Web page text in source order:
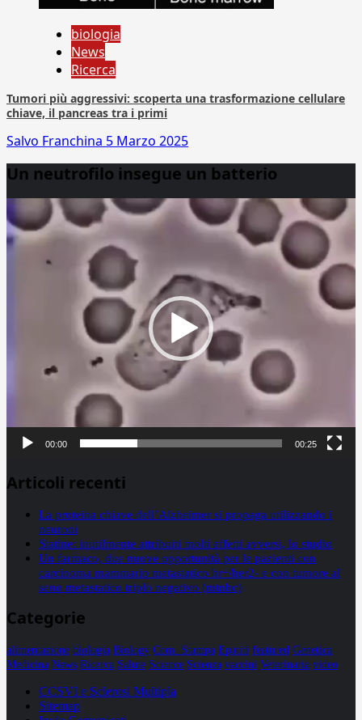
biologia
News
Ricerca
Tumori più aggressivi: scoperta una trasformazione cellulare
chiave, il pancreas tra i primi
Salvo Franchina 5 Marzo 2025
Un neutrofilo insegue un batterio
Player
00:00 00:25
Articoli recenti
La proteina chiave dell’Alzheimer si propaga utilizzando i
neuroni
Statine: inutilmente attribuiti molti effetti avversi, lo studio
Un farmaco, due nuove opportunità per le pazienti con
carcinoma mammario metastatico hr+/her2- e con tumore al
seno metastatico triplo negativo (mtnbc)
Categorie
alimentazione biologia Biology Com. Stampa Epatiti featured Genetica
Medicina News Ricerca Salute Science Scienza vaccini Veterinaria video
CCSVI e Sclerosi Multipla
Sitemap